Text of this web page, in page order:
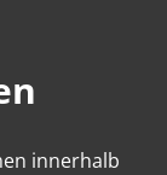
innerhalb